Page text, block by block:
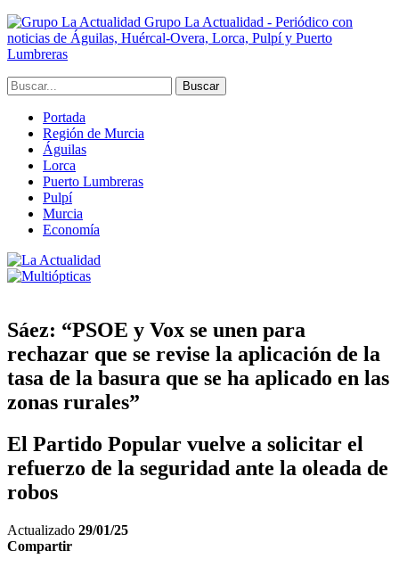
Grupo La Actualidad - Periódico con
noticias de Águilas, Huércal-Overa, Lorca, Pulpí y Puerto
Lumbreras
Portada
Región de Murcia
Águilas
Lorca
Puerto Lumbreras
Pulpí
Murcia
Economía
Sáez: “PSOE y Vox se unen para
rechazar que se revise la aplicación de la
tasa de la basura que se ha aplicado en las
zonas rurales”
El Partido Popular vuelve a solicitar el
refuerzo de la seguridad ante la oleada de
robos
Actualizado 29/01/25
Compartir